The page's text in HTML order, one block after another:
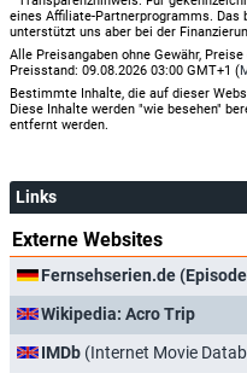
eines Affiliate-Partnerprogramms. Das
unterstützt uns aber bei der
Alle Preisangaben ohne Gewähr,
Preisstand: 09.08.2026 03:00 GMT+1 (
Bestimmte Inhalte, die auf dieser
Diese Inhalte werden "wie besehen"
entfernt werden.
Links
Externe Websites
Fernsehserien.de
Wikipedia: Acro Trip
IMDb (Internet Movie